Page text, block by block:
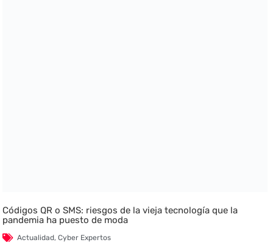
Códigos QR o SMS: riesgos de la vieja tecnología que la
pandemia ha puesto de moda
Actualidad,Cyber Expertos